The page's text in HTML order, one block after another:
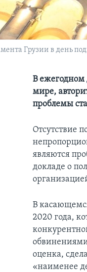
Грузии в день
В ежегодном
мире,
проблемы
Отсутствие
являются
докладе о
В
2020 года,
оценка,
«наименее